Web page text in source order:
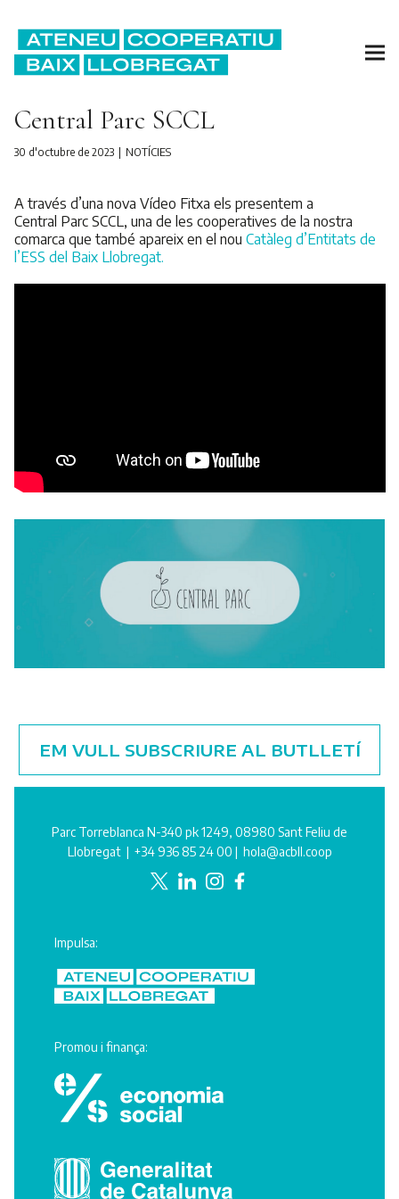
Central Parc SCCL
30 d'octubre de 2023 NOTÍCIES
A través d’una nova Vídeo Fitxa els presentem a
Central Parc SCCL, una de les cooperatives de la nostra
comarca que també apareix en el nou Catàleg d’Entitats de
l’ESS del Baix Llobregat.
EM VULL SUBSCRIURE AL BUTLLETÍ
Parc Torreblanca N-340 pk 1249, 08980 Sant Feliu de
Llobregat | +34 936 85 24 00 | hola@acbll.coop
Impulsa:
Promou i finança: